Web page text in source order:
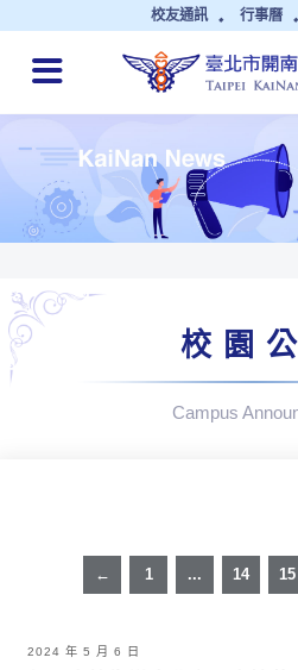
校友通訊 行事曆
QUICK LINKS
校園
Campus
← 1 ... 14 15
2024 年 5 月 6 日